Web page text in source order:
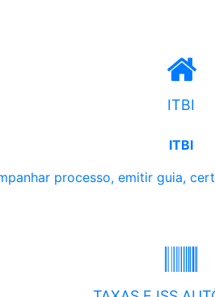
ITBI
ITBI
processo, emitir guia,